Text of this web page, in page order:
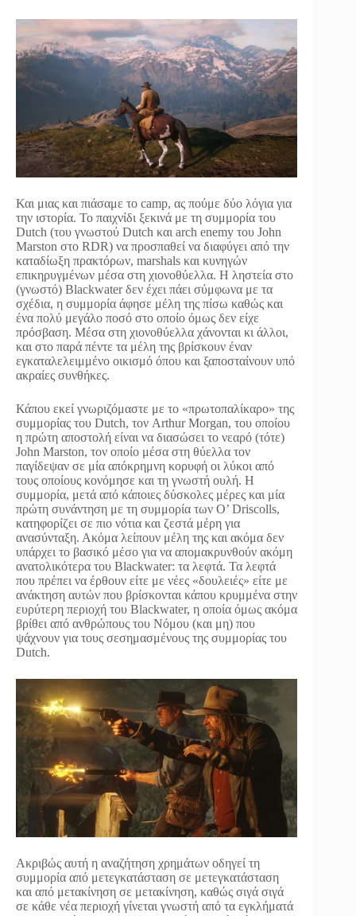
Και μιας και πιάσαμε το camp, ας πούμε δύο λόγια για
την ιστορία. Το παιχνίδι ξεκινά με τη συμμορία του
Dutch (του γνωστού Dutch και arch enemy του John
Marston στο RDR) να προσπαθεί να διαφύγει από την
καταδίωξη πρακτόρων, marshals και κυνηγών
επικηρυγμένων μέσα στη χιονοθύελλα. Η ληστεία στο
(γνωστό) Blackwater δεν έχει πάει σύμφωνα με τα
σχέδια, η συμμορία άφησε μέλη της πίσω καθώς και
ένα πολύ μεγάλο ποσό στο οποίο όμως δεν είχε
πρόσβαση. Μέσα στη χιονοθύελλα χάνονται κι άλλοι,
και στο παρά πέντε τα μέλη της βρίσκουν έναν
εγκαταλελειμμένο οικισμό όπου και ξαποσταίνουν υπό
ακραίες συνθήκες.
Κάπου εκεί γνωριζόμαστε με το «πρωτοπαλίκαρο» της
συμμορίας του Dutch, τον Arthur Morgan, του οποίου
η πρώτη αποστολή είναι να διασώσει το νεαρό (τότε)
John Marston, τον οποίο μέσα στη θύελλα τον
παγίδεψαν σε μία απόκρημνη κορυφή οι λύκοι από
τους οποίους κονόμησε και τη γνωστή ουλή. Η
συμμορία, μετά από κάποιες δύσκολες μέρες και μία
πρώτη συνάντηση με τη συμμορία των O’ Driscolls,
κατηφορίζει σε πιο νότια και ζεστά μέρη για
ανασύνταξη. Ακόμα λείπουν μέλη της και ακόμα δεν
υπάρχει το βασικό μέσο για να απομακρυνθούν ακόμη
ανατολικότερα του Blackwater: τα λεφτά. Τα λεφτά
που πρέπει να έρθουν είτε με νέες «δουλειές» είτε με
ανάκτηση αυτών που βρίσκονται κάπου κρυμμένα στην
ευρύτερη περιοχή του Blackwater, η οποία όμως ακόμα
βρίθει από ανθρώπους του Νόμου (και μη) που
ψάχνουν για τους σεσημασμένους της συμμορίας του
Dutch.
Ακριβώς αυτή η αναζήτηση χρημάτων οδηγεί τη
συμμορία από μετεγκατάσταση σε μετεγκατάσταση
και από μετακίνηση σε μετακίνηση, καθώς σιγά σιγά
σε κάθε νέα περιοχή γίνεται γνωστή από τα εγκλήματά